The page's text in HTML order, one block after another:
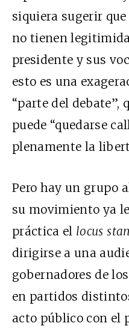
siquiera sugerir
no tienen
presidente y sus
esto es una
“parte del debate”,
puede “quedarse
plenamente la
Pero hay un grupo
su movimiento ya
práctica el locus
dirigirse a una
gobernadores de
en partidos
acto público con el